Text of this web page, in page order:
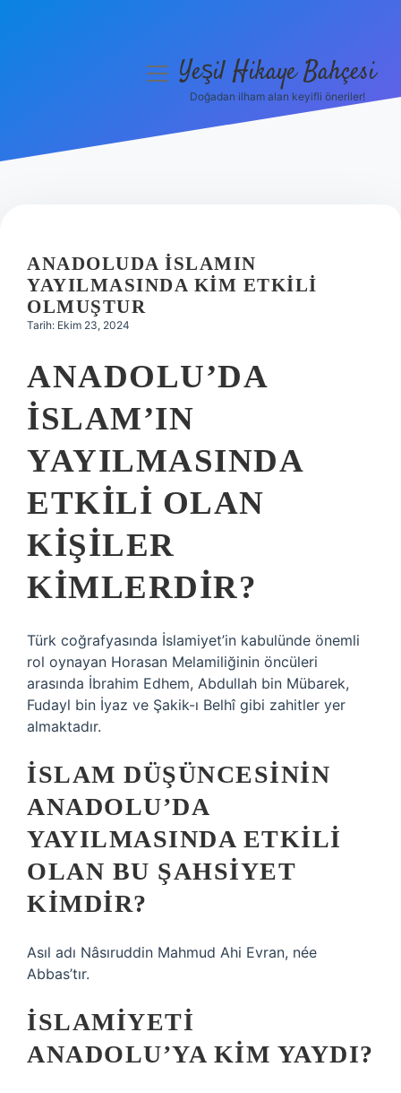
Hakkımızda
menüyüYeşil Hikaye Bahçesi
Doğadan ilham alan keyifli öneriler!
ANADOLUDA İSLAMIN
YAYILMASINDA KIM ETKILI
OLMUŞTUR
Tarih: Ekim 23, 2024
ANADOLU’DA
İSLAM’IN
YAYILMASINDA
ETKILI OLAN
KIŞILER
KIMLERDIR?
Türk coğrafyasında İslamiyet’in kabulünde önemli
rol oynayan Horasan Melamiliğinin öncüleri
arasında İbrahim Edhem, Abdullah bin Mübarek,
Fudayl bin İyaz ve Şakik-ı Belhî gibi zahitler yer
almaktadır.
İSLAM DÜŞÜNCESININ
ANADOLU’DA
YAYILMASINDA ETKILI
OLAN BU ŞAHSIYET
KIMDIR?
Asıl adı Nâsıruddin Mahmud Ahi Evran, née
Abbas’tır.
İSLAMIYETI
ANADOLU’YA KIM YAYDI?